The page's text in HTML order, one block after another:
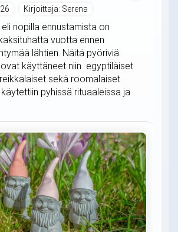
Kirjoittaja: Serena
nopilla ennustamista on
vuotta ennen
lähtien. Näitä pyöriviä
käyttäneet niin egyptiläiset
sekä roomalaiset.
pyhissä rituaaleissa ja